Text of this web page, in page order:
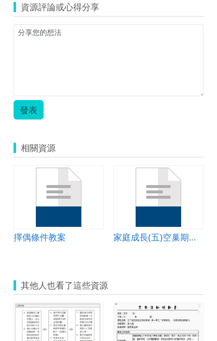
鍋
學
資源評論或心得分享
發表
相關資源
擇偶條件教案 家庭成長(五)空巢期與老年父母篇教案
其他人也看了這些資源